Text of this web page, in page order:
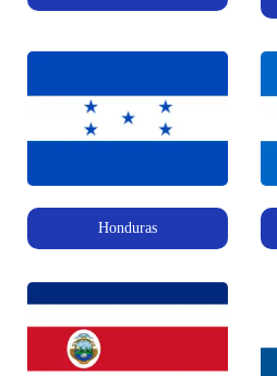
Honduras